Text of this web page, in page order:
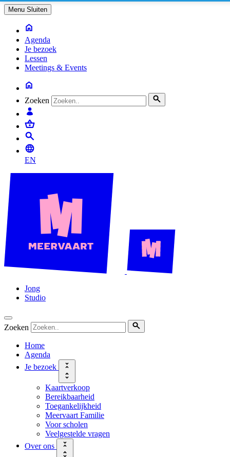
Menu Sluiten
Agenda
Je bezoek
Lessen
Meetings & Events
Zoeken
EN
Jong
Studio
Zoeken
Home
Agenda
Je bezoek
Kaartverkoop
Bereikbaarheid
Toegankelijkheid
Meervaart Familie
Voor scholen
Veelgestelde vragen
Over ons